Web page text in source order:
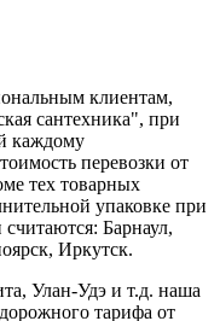
клиентам,
сантехника", при
каждому
перевозки от
тех товарных
упаковке при
Барнаул,
Иркутск.
Улан-Удэ и т.д. наша
тарифа от